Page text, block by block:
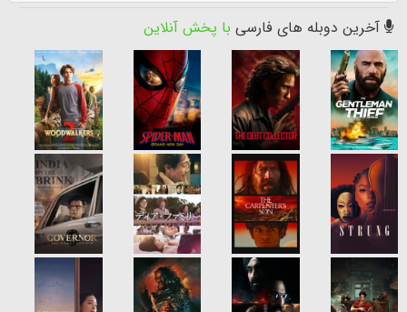
آخرین دوبله های فارسی با پخش آنلاین